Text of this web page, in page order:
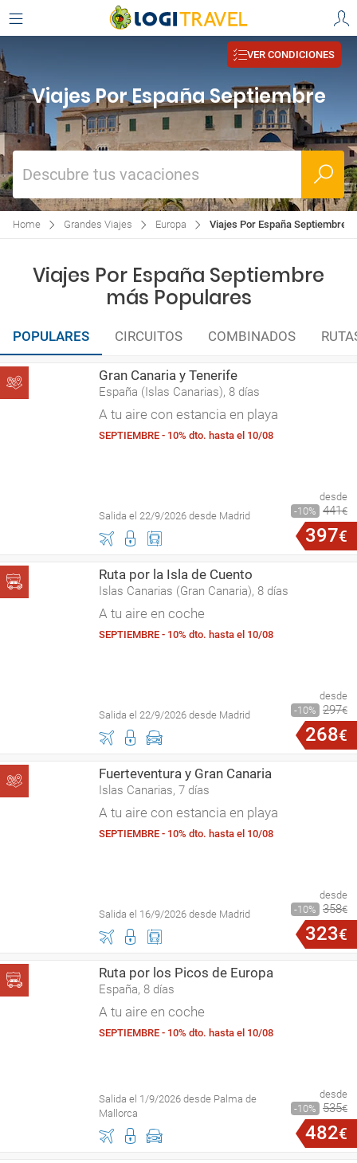
VER CONDICIONES
Viajes Por España Septiembre
Descubre tus vacaciones
Home Grandes Viajes Europa Viajes Por España Septiembre
Viajes Por España Septiembre
más Populares
POPULARES CIRCUITOS COMBINADOS
Gran Canaria y Tenerife
España (Islas Canarias), 8 días
A tu aire con estancia en playa
SEPTIEMBRE - 10% dto. hasta el 10/08
Salida el 22/9/2026 desde Madrid
desde
10
441€
397€
Ruta por la Isla de Cuento
Islas Canarias (Gran Canaria), 8 días
A tu aire en coche
SEPTIEMBRE - 10% dto. hasta el 10/08
Salida el 22/9/2026 desde Madrid
desde
10
297€
268€
Fuerteventura y Gran Canaria
Islas Canarias, 7 días
A tu aire con estancia en playa
SEPTIEMBRE - 10% dto. hasta el 10/08
Salida el 16/9/2026 desde Madrid
desde
10
358€
323€
Ruta por los Picos de Europa
España, 8 días
A tu aire en coche
SEPTIEMBRE - 10% dto. hasta el 10/08
Salida el 1/9/2026 desde Palma de
Mallorca
desde
10
535€
482€